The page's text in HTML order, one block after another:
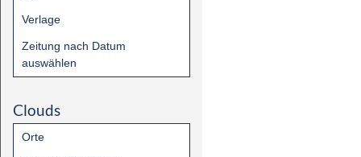
Verlage
Zeitung nach Datum
auswählen
Clouds
Orte